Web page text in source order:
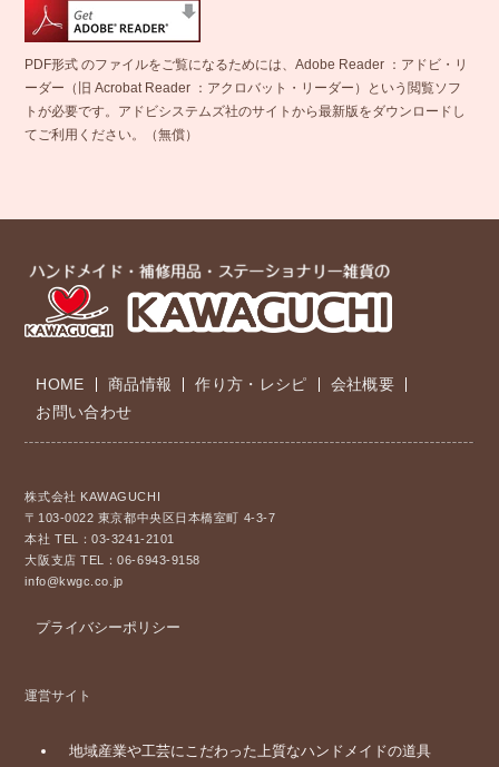
PDF形式 のファイルをご覧になるためには、Adobe Reader ：アドビ・リ
ーダー（旧 Acrobat Reader ：アクロバット・リーダー）という閲覧ソフ
トが必要です。アドビシステムズ社のサイトから最新版をダウンロードし
てご利用ください。（無償）
HOME 商品情報 作り方・レシピ
会社概要
お問い合わせ
株式会社 KAWAGUCHI
〒103-0022 東京都中央区日本橋室町 4-3-7
本社 TEL：03-3241-2101
大阪支店 TEL：06-6943-9158
info@kwgc.co.jp
プライバシーポリシー
運営サイト
地域産業や工芸にこだわった上質なハンドメイドの道具